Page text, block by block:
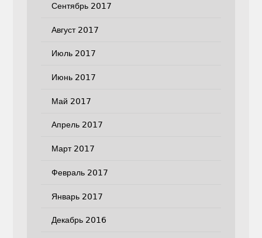
Сентябрь 2017
Август 2017
Июль 2017
Июнь 2017
Май 2017
Апрель 2017
Март 2017
Февраль 2017
Январь 2017
Декабрь 2016